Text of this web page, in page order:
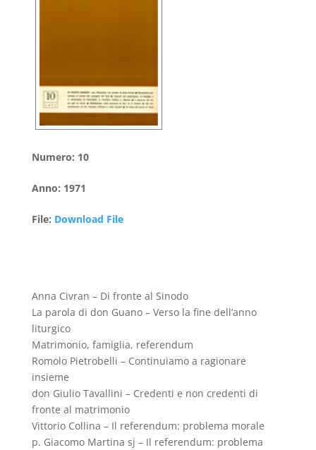
Numero: 10
Anno: 1971
File: Download File
Anna Civran – Di fronte al Sinodo
La parola di don Guano – Verso la fine dell’anno
liturgico
Matrimonio, famiglia, referendum
Romolo Pietrobelli – Continuiamo a ragionare
insieme
don Giulio Tavallini – Credenti e non credenti di
fronte al matrimonio
Vittorio Collina – Il referendum: problema morale
p. Giacomo Martina sj – Il referendum: problema